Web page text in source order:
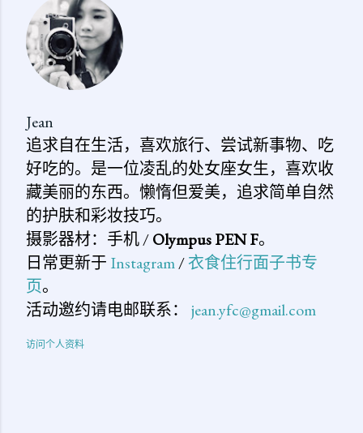
论
Jean
追求自在生活，喜欢旅行、尝试新事物、吃
好吃的。是一位凌乱的处女座女生，喜欢收
藏美丽的东西。懒惰但爱美，追求简单自然
的护肤和彩妆技巧。
摄影器材：手机 /Olympus PEN F。
日常更新于 Instagram/衣食住行面子书专
页。
活动邀约请电邮联系： jean.yfc@gmail.com
访问个人资料